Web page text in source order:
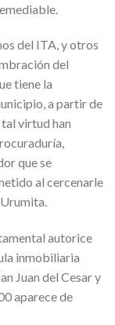
del ITA, y otros
del
tiene la
a partir de
virtud han
que se
al cercenarle
autorice
inmobiliaria
Juan del Cesar y
aparece de